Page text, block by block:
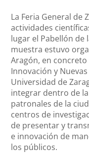
La Feria General de
actividades
lugar el Pabellón de
muestra estuvo
Aragón, en
Innovación y
Universidad de
integrar dentro de
patronales de la
centros de
de presentar y
e innovación de
los públicos.